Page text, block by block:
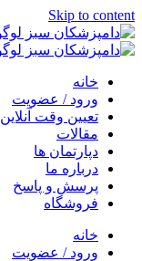
Skip to content
خانه
ورود / عضویت
تعیین وقت آنلاین
مقالات
دپارتمان ها
درباره ما
پرسش و پاسخ
فروشگاه
خانه
ورود / عضویت